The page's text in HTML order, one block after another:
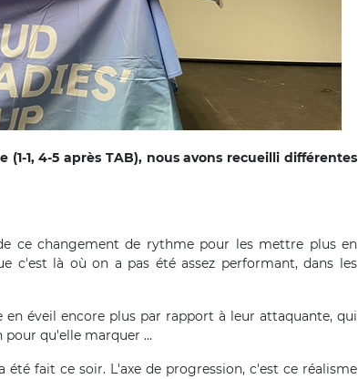
1, 4-5 après TAB), nous avons recueilli différentes
ce changement de rythme pour les mettre plus en
c'est là où on a pas été assez performant, dans les
éveil encore plus par rapport à leur attaquante, qui
qu'elle marquer ...
fait ce soir. L'axe de progression, c'est ce réalisme